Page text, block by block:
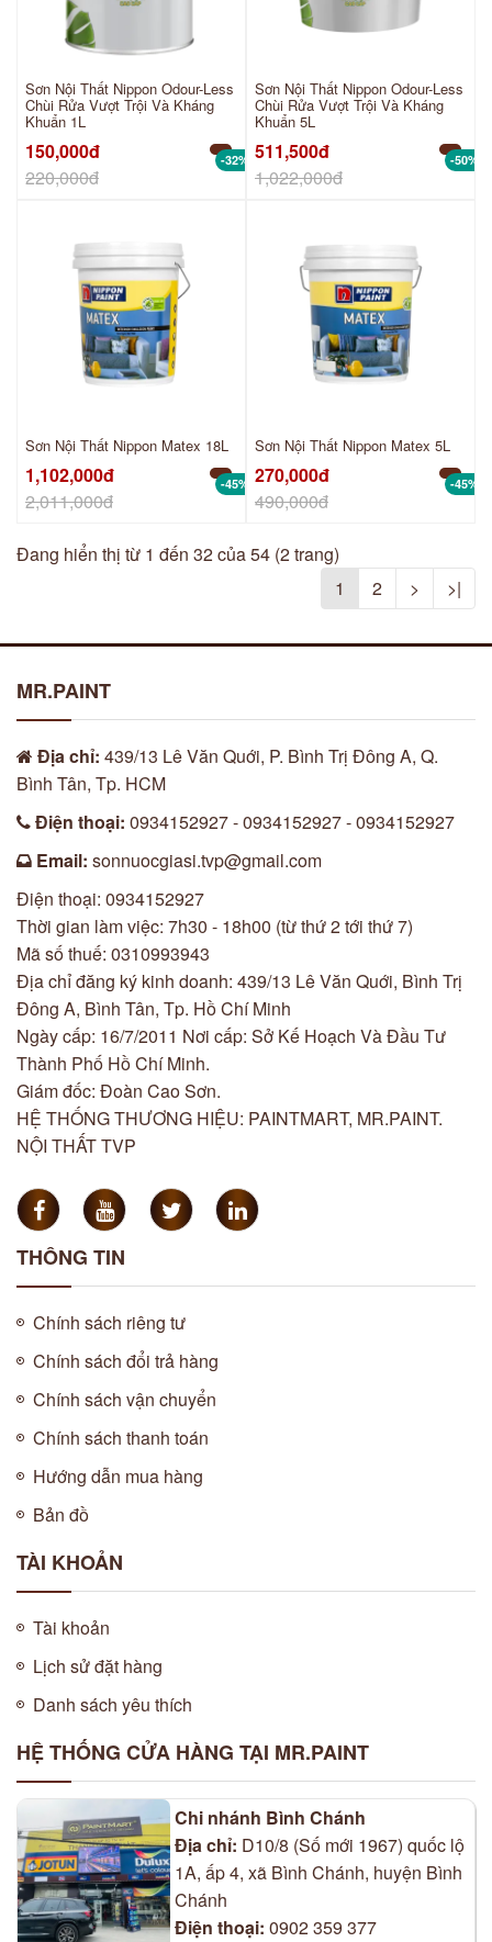
Sơn Nội Thất Nippon Odour-Less
Chùi Rửa Vượt Trội Và Kháng
Khuẩn 1L
150,000đ
220,000đ
-32%
Sơn Nội Thất Nippon Odour-Less
Chùi Rửa Vượt Trội Và Kháng
Khuẩn 5L
511,500đ
1,022,000đ
-50%
Sơn Nội Thất Nippon Matex 18L
1,102,000đ
2,011,000đ
-45%
Sơn Nội Thất Nippon Matex 5L
270,000đ
490,000đ
-45%
Đang hiển thị từ 1 đến 32 của 54 (2 trang)
1
2 > >|
MR.PAINT
Địa chỉ: 439/13 Lê Văn Quới, P. Bình Trị Đông A, Q.
Bình Tân, Tp. HCM
Điện thoại: 0934152927 - 0934152927 - 0934152927
Email: sonnuocgiasi.tvp@gmail.com
Điện thoại: 0934152927
Thời gian làm việc: 7h30 - 18h00 (từ thứ 2 tới thứ 7)
Mã số thuế: 0310993943
Địa chỉ đăng ký kinh doanh: 439/13 Lê Văn Quới, Bình Trị
Đông A, Bình Tân, Tp. Hồ Chí Minh
Ngày cấp: 16/7/2011 Nơi cấp: Sở Kế Hoạch Và Đầu Tư
Thành Phố Hồ Chí Minh.
Giám đốc: Đoàn Cao Sơn.
HỆ THỐNG THƯƠNG HIỆU: PAINTMART, MR.PAINT.
NỘI THẤT TVP
THÔNG TIN
Chính sách riêng tư
Chính sách đổi trả hàng
Chính sách vận chuyển
Chính sách thanh toán
Hướng dẫn mua hàng
Bản đồ
TÀI KHOẢN
Tài khoản
Lịch sử đặt hàng
Danh sách yêu thích
HỆ THỐNG CỬA HÀNG TẠI MR.PAINT
Chi nhánh Bình Chánh
Địa chỉ: D10/8 (Số mới 1967) quốc lộ
1A, ấp 4, xã Bình Chánh, huyện Bình
Chánh
Điện thoại: 0902 359 377